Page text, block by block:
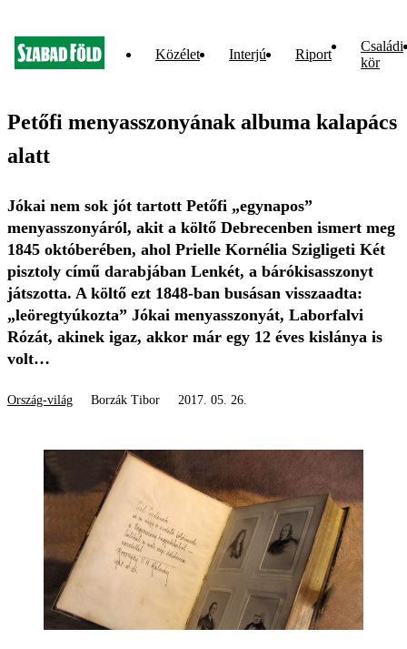
Közélet Interjú Riport
Családi
kör
Petőfi menyasszonyának albuma kalapács
alatt
Jókai nem sok jót tartott Petőfi „egynapos”
menyasszonyáról, akit a költő Debrecenben ismert meg
1845 októberében, ahol Prielle Kornélia Szigligeti Két
pisztoly című darabjában Lenkét, a bárókisasszonyt
játszotta. A költő ezt 1848-ban busásan visszaadta:
„leöregtyúkozta” Jókai menyasszonyát, Laborfalvi
Rózát, akinek igaz, akkor már egy 12 éves kislánya is
volt…
Ország-világ Borzák Tibor 2017. 05. 26.